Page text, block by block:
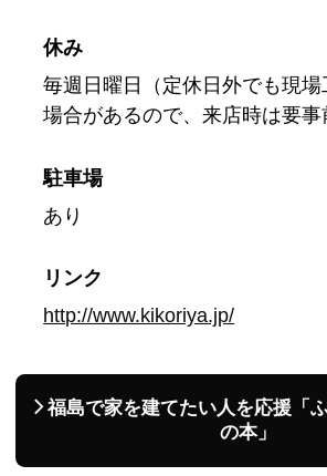
休み
毎週日曜日（定休日外でも現
場合があるので、来店時は要事
駐車場
あり
リンク
http://www.kikoriya.jp/
福島で家を建てたい人を応援「
の本」